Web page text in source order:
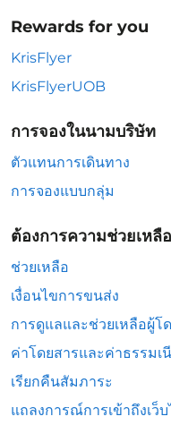
Rewards for you
KrisFlyer
KrisFlyerUOB
การจองในนามบริษัท
ตัวแทนการเดินทาง
การจองแบบกลุ่ม
ต้องการความช่วยเหลื
ช่วยเหลือ
เงื่อนไขการขนส่ง
การดูแลและช่วยเหลือผู้โ
ค่าโดยสารและค่าธรรมเ
เรียกคืนสัมภาระ
แถลงการณ์การเข้าถึงเว็